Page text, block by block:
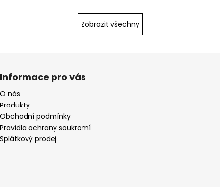
Z
á
p
a
t
í
Informace pro vás
O nás
Produkty
Obchodní podmínky
Pravidla ochrany soukromí
Splátkový prodej